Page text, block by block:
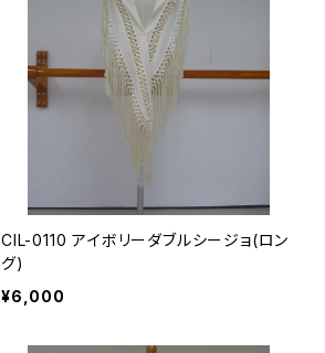
CIL-0110 アイボリーダブルシージョ(ロン
グ)
¥6,000